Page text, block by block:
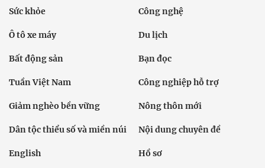
Sức khỏe Công nghệ
Ô tô xe máy Du lịch
Bất động sản Bạn đọc
Tuần Việt Nam Công nghiệp hỗ trợ
Giảm nghèo bền vững Nông thôn mới
Dân tộc thiểu số và miền núi Nội dung chuyên đề
English Hồ sơ